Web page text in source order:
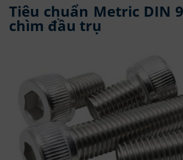
Tiêu chuẩn Metric DIN
chìm đầu trụ